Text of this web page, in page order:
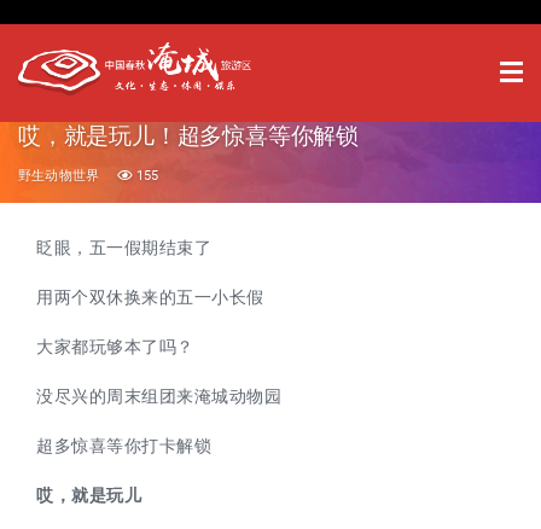
哎，就是玩儿！超多惊喜等你解锁
野生动物世界 155
眨眼，五一假期结束了
用两个双休换来的五一小长假
大家都玩够本了吗？
没尽兴的周末组团来淹城动物园
超多惊喜等你打卡解锁
哎，就是玩儿